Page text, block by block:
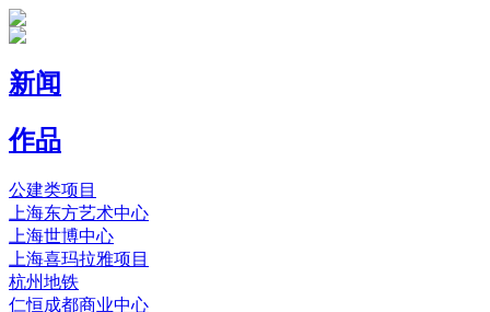
新闻
作品
公建类项目
上海东方艺术中心
上海世博中心
上海喜玛拉雅项目
杭州地铁
仁恒成都商业中心